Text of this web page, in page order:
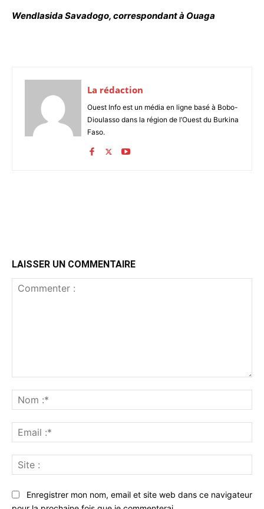
Wendlasida Savadogo, correspondant à Ouaga
La rédaction
Ouest Info est un média en ligne basé à Bobo-
Dioulasso dans la région de l’Ouest du Burkina
Faso.
LAISSER UN COMMENTAIRE
:*
:*
:
Enregistrer mon nom, email et site web dans ce navigateur